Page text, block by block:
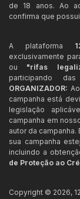
de 18 anos. Ao
confirma que
A plataforma
exclusivamente
ou "rifas
participando
ORGANIZADOR:
campanha está
legislação
campanha em
autor da
sua campanha
incluindo a
de Proteção ao
Copyright © 2026,